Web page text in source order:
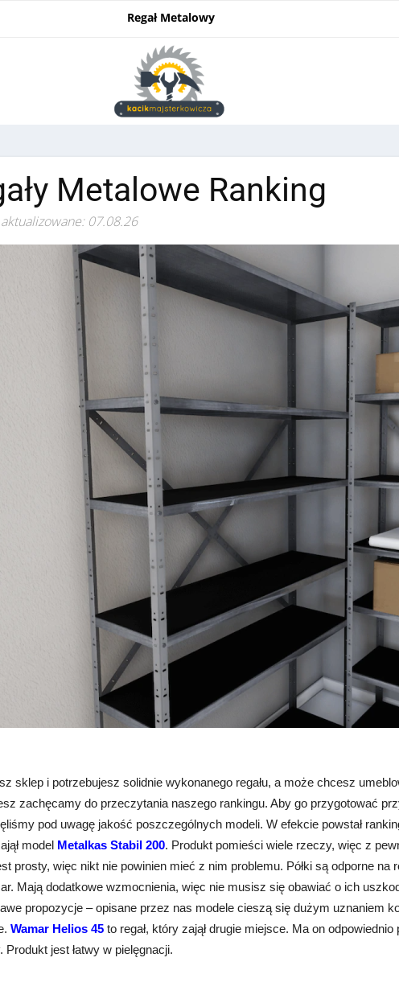
Regał Metalowy
Metalowe Ranking
07.08.26
sklep i potrzebujesz solidnie wykonanego regału, a może chcesz
zachęcamy do przeczytania naszego rankingu. Aby go przygotować
pod uwagę jakość poszczególnych modeli. W efekcie powstał
model Metalkas Stabil 200. Produkt pomieści wiele rzeczy, więc z
prosty, więc nikt nie powinien mieć z nim problemu. Półki są odporne
Mają dodatkowe wzmocnienia, więc nie musisz się obawiać o ich
propozycje – opisane przez nas modele cieszą się dużym uznaniem
Wamar Helios 45 to regał, który zajął drugie miejsce. Ma on
Produkt jest łatwy w pielęgnacji.